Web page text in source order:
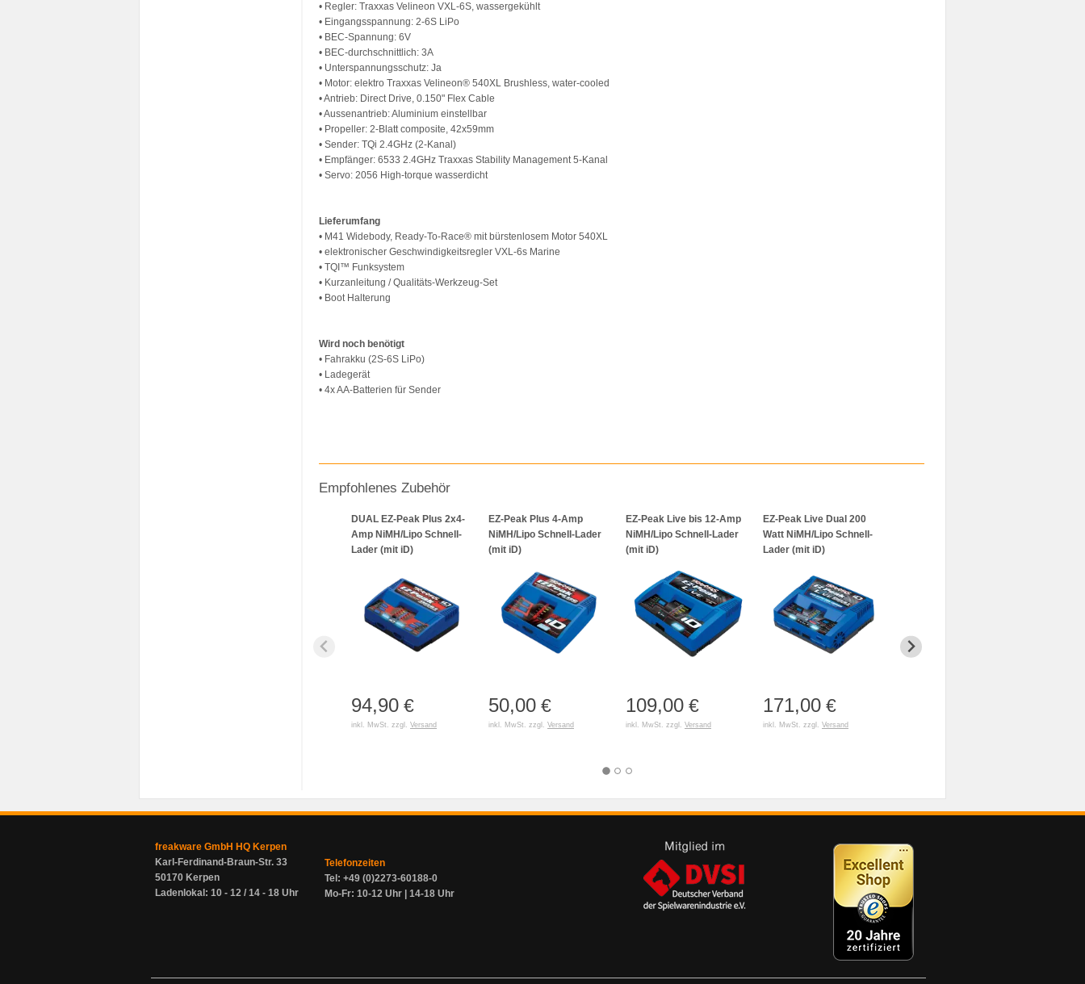
• Regler: Traxxas Velineon VXL-6S, wassergekühlt
• Eingangsspannung: 2-6S LiPo
• BEC-Spannung: 6V
• BEC-durchschnittlich: 3A
• Unterspannungsschutz: Ja
• Motor: elektro Traxxas Velineon® 540XL Brushless, water-cooled
• Antrieb: Direct Drive, 0.150" Flex Cable
• Aussenantrieb: Aluminium einstellbar
• Propeller: 2-Blatt composite, 42x59mm
• Sender: TQi 2.4GHz (2-Kanal)
• Empfänger: 6533 2.4GHz Traxxas Stability Management 5-Kanal
• Servo: 2056 High-torque wasserdicht
Lieferumfang
• M41 Widebody, Ready-To-Race® mit bürstenlosem Motor 540XL
• elektronischer Geschwindigkeitsregler VXL-6s Marine
• TQI™ Funksystem
• Kurzanleitung / Qualitäts-Werkzeug-Set
• Boot Halterung
Wird noch benötigt
• Fahrakku (2S-6S LiPo)
• Ladegerät
• 4x AA-Batterien für Sender
Empfohlenes Zubehör
DUAL EZ-Peak Plus 2x4-
Amp NiMH/Lipo Schnell-
Lader (mit iD)
94,90 €
inkl. MwSt. zzgl. Versand
EZ-Peak Plus 4-Amp
NiMH/Lipo Schnell-Lader
(mit iD)
50,00 €
inkl. MwSt. zzgl. Versand
EZ-Peak Live bis 12-Amp
NiMH/Lipo Schnell-Lader
(mit iD)
109,00 €
inkl. MwSt. zzgl. Versand
EZ-Peak Live Dual 200
Watt NiMH/Lipo Schnell-
Lader (mit iD)
171,00 €
inkl. MwSt. zzgl. Versand
freakware GmbH HQ Kerpen
Karl-Ferdinand-Braun-Str. 33
50170 Kerpen
Ladenlokal: 10 - 12 / 14 - 18 Uhr
Telefonzeiten
Tel: +49 (0)2273-60188-0
Mo-Fr: 10-12 Uhr | 14-18 Uhr